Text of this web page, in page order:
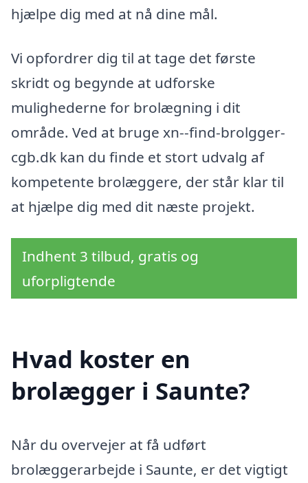
hjælpe dig med at nå dine mål.
Vi opfordrer dig til at tage det første
skridt og begynde at udforske
mulighederne for brolægning i dit
område. Ved at bruge xn--find-brolgger-
cgb.dk kan du finde et stort udvalg af
kompetente brolæggere, der står klar til
at hjælpe dig med dit næste projekt.
Indhent 3 tilbud, gratis og
uforpligtende
Hvad koster en
brolægger i Saunte?
Når du overvejer at få udført
brolæggerarbejde i Saunte, er det vigtigt